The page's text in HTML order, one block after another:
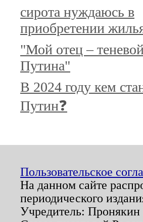
сирота нуждаюсь в
приобретении
"Мой отец –
Путина"
В 2024 году кем
Путин❓
Пользовательское
На данном сайте
периодического
Учредитель: